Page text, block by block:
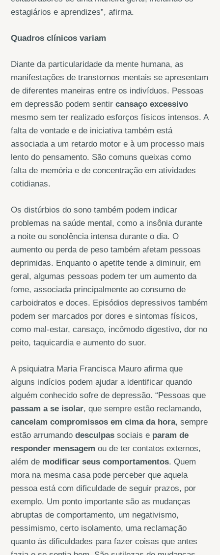
estagiários e aprendizes”, afirma.
Quadros clínicos variam
Diante da particularidade da mente humana, as
manifestações de transtornos mentais se apresentam
de diferentes maneiras entre os indivíduos. Pessoas
em depressão podem sentircansaço excessivo
mesmo sem ter realizado esforços físicos intensos. A
falta de vontade e de iniciativa também está
associada a um retardo motor e à um processo mais
lento do pensamento. São comuns queixas como
falta de memória e de concentração em atividades
cotidianas.
Os distúrbios do sono também podem indicar
problemas na saúde mental, como a insônia durante
a noite ou sonolência intensa durante o dia. O
aumento ou perda de peso também afetam pessoas
deprimidas. Enquanto o apetite tende a diminuir, em
geral, algumas pessoas podem ter um aumento da
fome, associada principalmente ao consumo de
carboidratos e doces. Episódios depressivos também
podem ser marcados por dores e sintomas físicos,
como mal-estar, cansaço, incômodo digestivo, dor no
peito, taquicardia e aumento do suor.
A psiquiatra Maria Francisca Mauro afirma que
alguns indícios podem ajudar a identificar quando
alguém conhecido sofre de depressão. “Pessoas que
passam a se isolar, que sempre estão reclamando,
cancelam compromissos em cima da hora, sempre
estão arrumandodesculpas sociais e param de
responder mensagem ou de ter contatos externos,
além de modificar seus comportamentos. Quem
mora na mesma casa pode perceber que aquela
pessoa está com dificuldade de seguir prazos, por
exemplo. Um ponto importante são as mudanças
abruptas de comportamento, um negativismo,
pessimismo, certo isolamento, uma reclamação
quanto às dificuldades para fazer coisas que antes